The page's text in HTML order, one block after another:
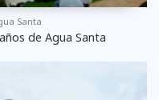
Santa
de Agua Santa